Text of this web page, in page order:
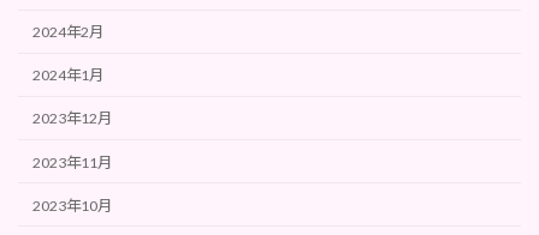
2024年2月
2024年1月
2023年12月
2023年11月
2023年10月